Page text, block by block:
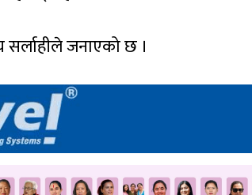
जनाएको छ ।